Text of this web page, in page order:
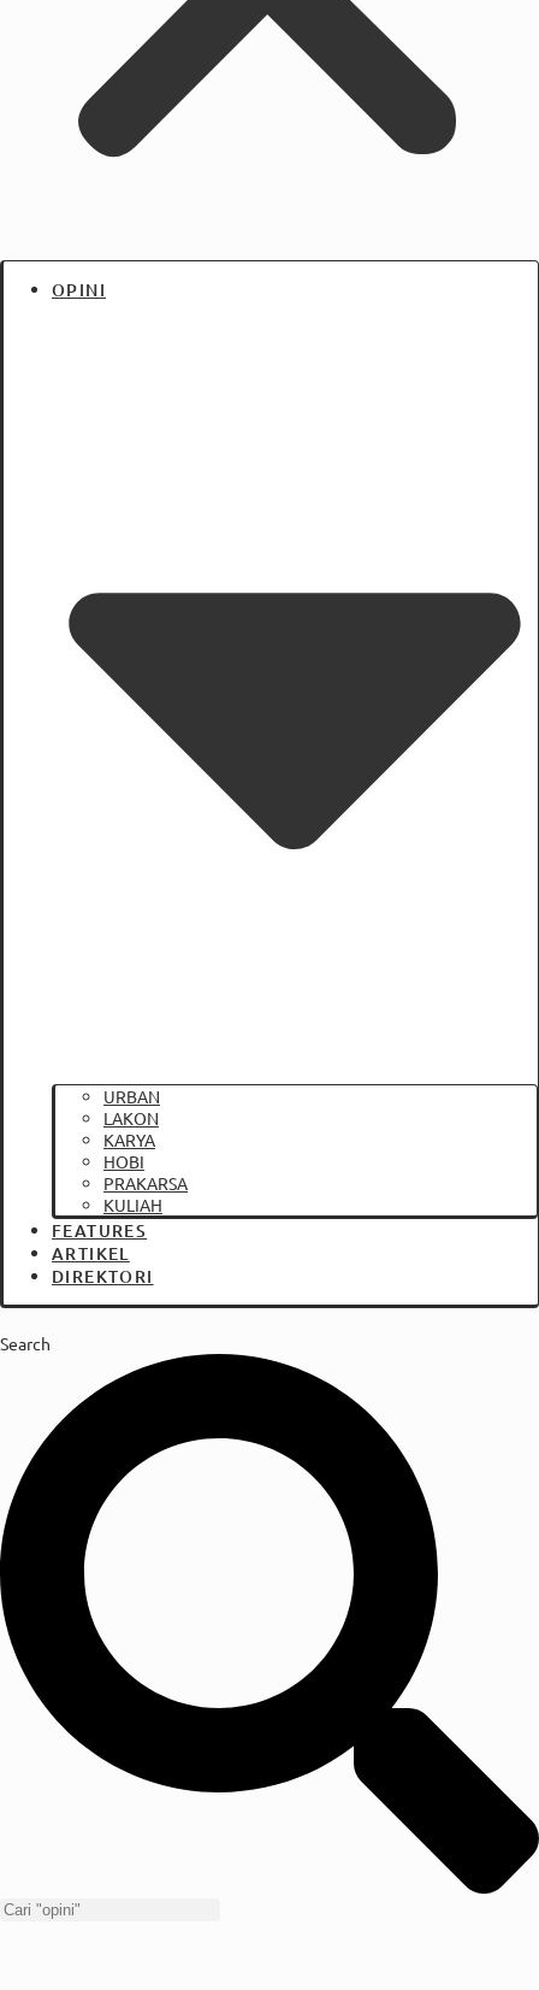
OPINI
URBAN
LAKON
KARYA
HOBI
PRAKARSA
KULIAH
FEATURES
ARTIKEL
DIREKTORI
Search